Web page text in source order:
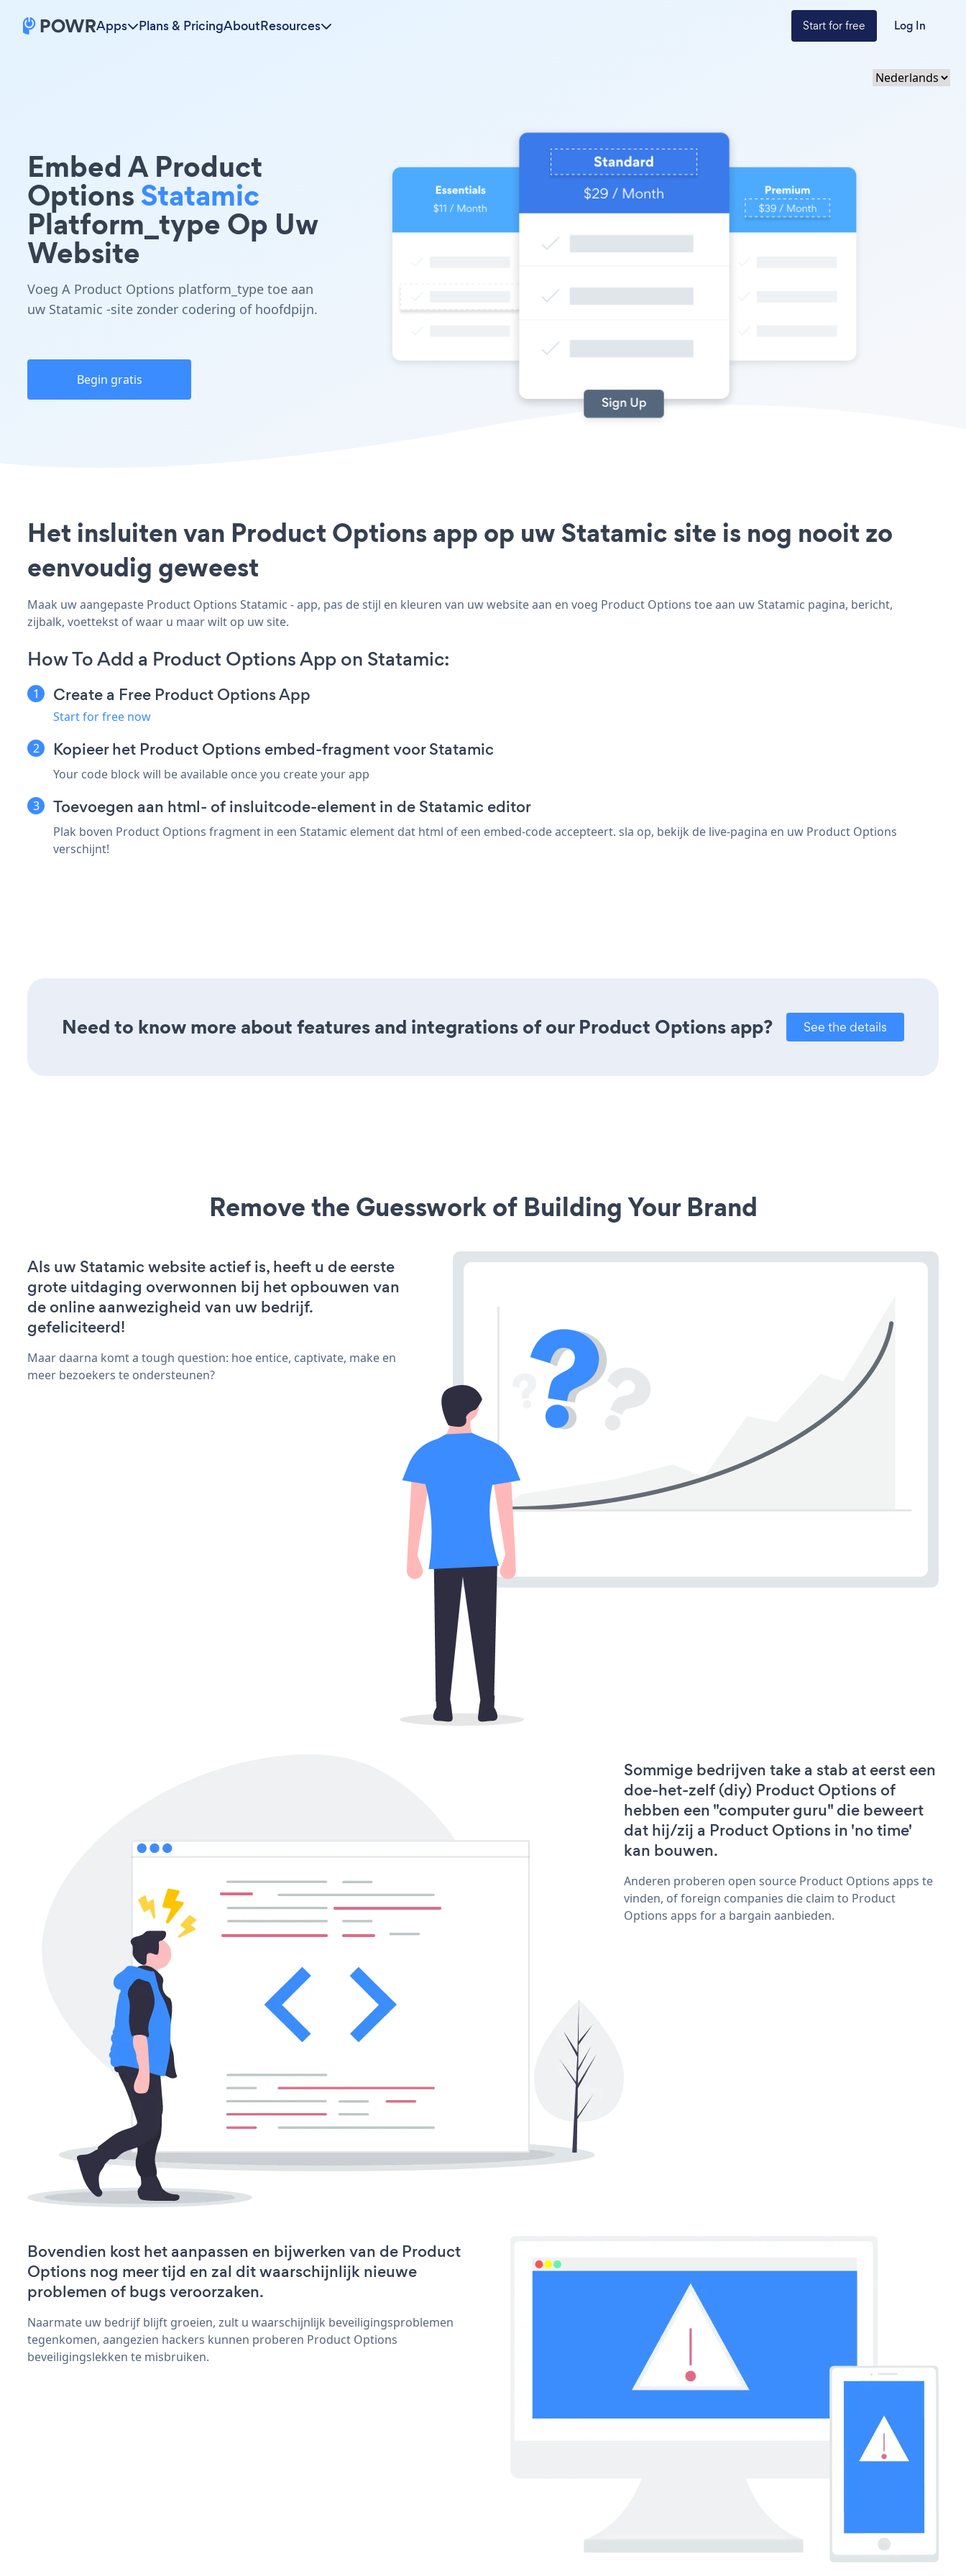
Apps Plans & PricingAboutResources Start for free Log In
Embed A Product
OptionsStatamic
Platform_type Op Uw
Website
Voeg A Product Options platform_type toe aan
uw Statamic -site zonder codering of hoofdpijn.
Begin gratis
Het insluiten van Product Options app op uw Statamic site is nog nooit zo
eenvoudig geweest
Maak uw aangepaste Product Options Statamic - app, pas de stijl en kleuren van uw website aan en voeg Product Options toe aan uw Statamic pagina, bericht,
zijbalk, voettekst of waar u maar wilt op uw site.
How To Add a Product Options App on Statamic:
Create a Free Product Options App
Start for free now
Kopieer het Product Options embed-fragment voor Statamic
Your code block will be available once you create your app
Toevoegen aan html- of insluitcode-element in de Statamic editor
Plak boven Product Options fragment in een Statamic element dat html of een embed-code accepteert. sla op, bekijk de live-pagina en uw Product Options
verschijnt!
Need to know more about features and integrations of our Product Options app? See the details
Remove the Guesswork of Building Your Brand
Als uw Statamic website actief is, heeft u de eerste
grote uitdaging overwonnen bij het opbouwen van
de online aanwezigheid van uw bedrijf.
gefeliciteerd!
Maar daarna komt a tough question: hoe entice, captivate, make en
meer bezoekers te ondersteunen?
Sommige bedrijven take a stab at eerst een
doe-het-zelf (diy) Product Options of
hebben een "computer guru" die beweert
dat hij/zij a Product Options in 'no time'
kan bouwen.
Anderen proberen open source Product Options apps te
vinden, of foreign companies die claim to Product
Options apps for a bargain aanbieden.
Bovendien kost het aanpassen en bijwerken van de Product
Options nog meer tijd en zal dit waarschijnlijk nieuwe
problemen of bugs veroorzaken.
Naarmate uw bedrijf blijft groeien, zult u waarschijnlijk beveiligingsproblemen
tegenkomen, aangezien hackers kunnen proberen Product Options
beveiligingslekken te misbruiken.